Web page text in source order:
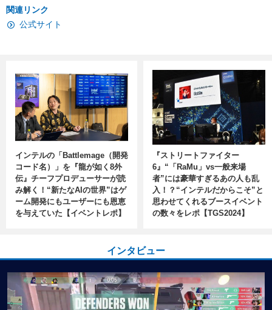
関連リンク
公式サイト
インテルの「Battlemage（開発
コード名）」を『龍が如く8外
伝』チーフプロデューサーが読
み解く！“新たなAIの世界”はゲ
ーム開発にもユーザーにも恩恵
を与えていた【イベントレポ】
『ストリートファイター
6』“「RaMu」vs一般来場
者”には豪華すぎるあの人も乱
入！？“インテルだからこそ”と
思わせてくれるブースイベント
の数々をレポ【TGS2024】
インタビュー